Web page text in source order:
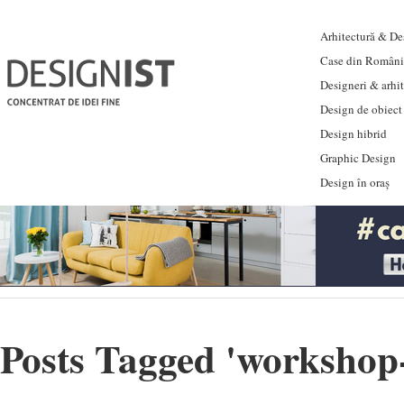
Arhitectură &
Case din
Designeri &
Design de obiect
Design hibrid
Graphic Design
Design în oraș
Posts Tagged '